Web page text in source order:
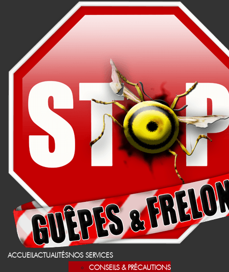
ACCUEILACTUALITÉSNOS SERVICES
CONSEILS & PRÉCAUTIONS